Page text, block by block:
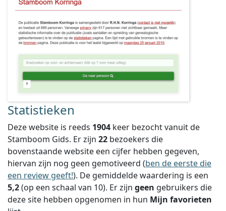
Statistieken
Deze website is reeds 1904 keer bezocht vanuit de
Stamboom Gids. Er zijn 22 bezoekers die
bovenstaande website een cijfer hebben gegeven,
hiervan zijn nog geen gemotiveerd (ben de eerste die
een review geeft!). De gemiddelde waardering is een
5,2(op een schaal van 10). Er zijn geen gebruikers die
deze site hebben opgenomen in hun Mijn favorieten